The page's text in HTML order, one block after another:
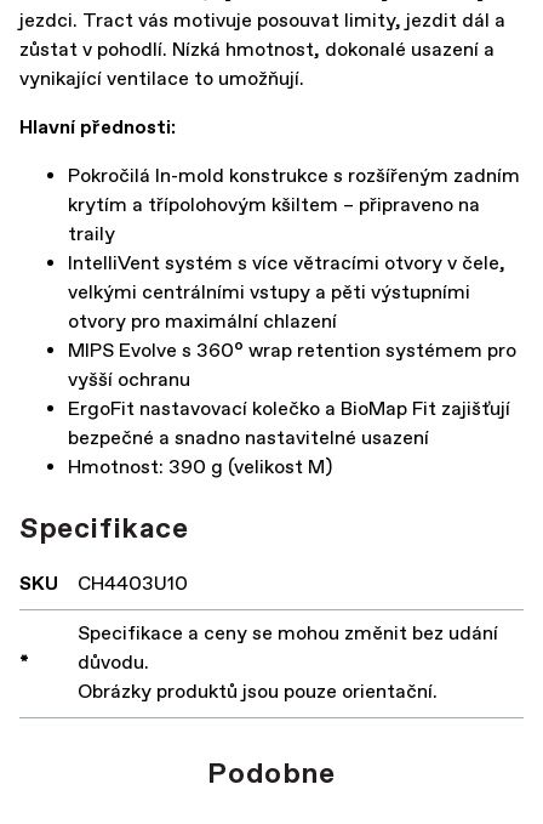
jezdci. Tract vás motivuje posouvat limity, jezdit dál a
zůstat v pohodlí. Nízká hmotnost, dokonalé usazení a
vynikající ventilace to umožňují.
Hlavní přednosti:
Pokročilá In-mold konstrukce s rozšířeným zadním
krytím a třípolohovým kšiltem – připraveno na
traily
IntelliVent systém s více větracími otvory v čele,
velkými centrálními vstupy a pěti výstupními
otvory pro maximální chlazení
MIPS Evolve s 360° wrap retention systémem pro
vyšší ochranu
ErgoFit nastavovací kolečko a BioMap Fit zajišťují
bezpečné a snadno nastavitelné usazení
Hmotnost: 390 g (velikost M)
Specifikace
SKU CH4403U10
*
Specifikace a ceny se mohou změnit bez udání
důvodu.
Obrázky produktů jsou pouze orientační.
Podobne